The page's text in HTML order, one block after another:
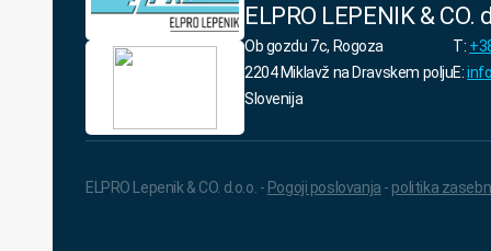
ELPRO LEPENIK & CO.
Ob gozdu 7c, Rogoza
2204 Miklavž na Dravskem polju
Slovenija
T:
E:
ELPRO Lepenik & CO. d.o.o. - Pogoji poslovanja - politika